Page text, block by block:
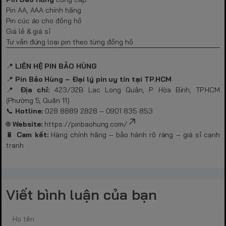
Pin AA, AAA chính hãng
Pin cúc áo cho đồng hồ
Giá lẻ & giá sỉ
Tư vấn đúng loại pin theo từng đồng hồ
📍 LIÊN HỆ PIN BẢO HÙNG
📍 Pin Bảo Hùng – Đại lý pin uy tín tại TP.HCM
📍 Địa chỉ:423/32B Lạc Long Quân, P. Hòa Bình, TP.HCM
(Phường 5, Quận 11)
📞 Hotline: 028 8889 2828 – 0901 835 853
🌐Website: https://pinbaohung.com/
🔋 Cam kết:Hàng chính hãng – bảo hành rõ ràng – giá sỉ cạnh
tranh
Viết bình luận của bạn